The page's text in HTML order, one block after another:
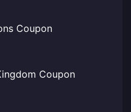
Coupon
Coupon